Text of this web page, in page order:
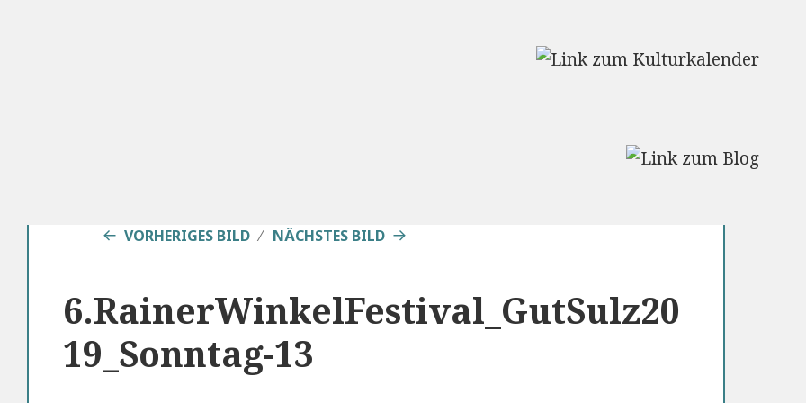
VORHERIGES BILD NÄCHSTES BILD
6.RainerWinkelFestival_GutSulz20
19_Sonntag-13